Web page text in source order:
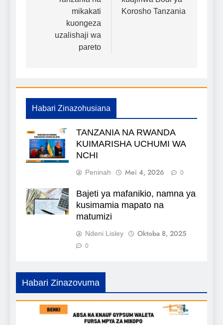
chapisho
mikakati
kuongeza
uzalishaji wa
pareto
Korosho Tanzania
Habari Zinazohusiana
TANZANIA NA RWANDA
KUIMARISHA UCHUMI WA
NCHI
Peninah Mei 4, 2026 0
Bajeti ya mafanikio, namna ya
kusimamia mapato na
matumizi
Ndeni Lisley Oktoba 8, 2025
0
Habari Zinazovuma